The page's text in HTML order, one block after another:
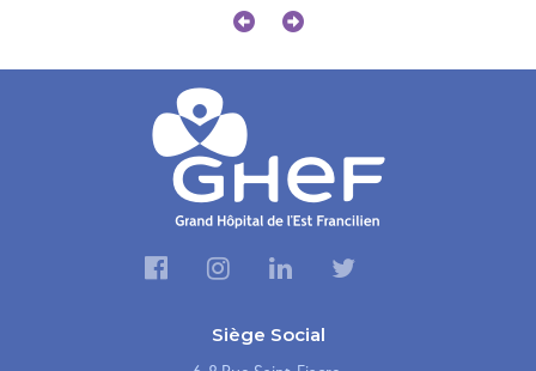
Siège Social